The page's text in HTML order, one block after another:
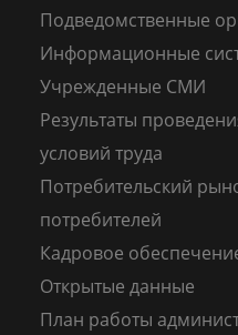
Подведомственные
Информационные
Учрежденные СМИ
Результаты
условий труда
Потребительский
потребителей
Кадровое
Открытые данные
План работы